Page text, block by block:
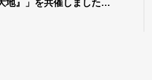
地』」を共催しました。